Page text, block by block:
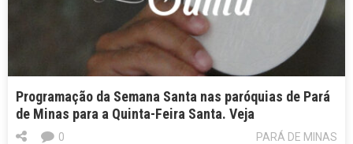
Programação da Semana Santa nas paróquias de Pará
de Minas para a Quinta-Feira Santa. Veja
PARÁ DE MINAS
0